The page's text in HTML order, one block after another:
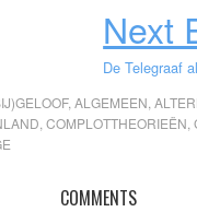
Next
De Telegraaf
, ALGEMEEN
COMPLOTTHEORIEËN
COMMENTS